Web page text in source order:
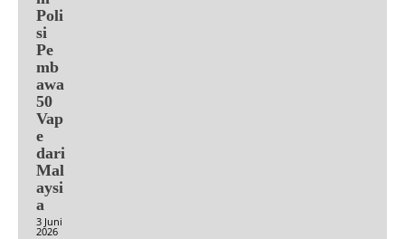
Poli
si
Pe
mb
awa
50
Vap
e
dari
Mal
aysi
a
3 Juni
2026